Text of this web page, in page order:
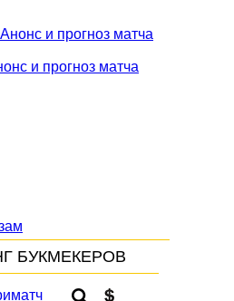
и прогноз матча
БУКМЕКЕРОВ